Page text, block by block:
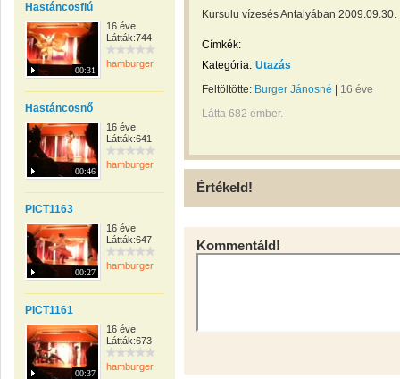
Hastáncosfiú
00:31
16 éve
Látták:744
hamburger
Hastáncosnő
00:46
16 éve
Látták:641
hamburger
PICT1163
00:27
16 éve
Látták:647
hamburger
PICT1161
00:37
16 éve
Látták:673
hamburger
Kursulu vízesés Antalyában 2009.09.30.
Címkék:
Kategória: Utazás
Feltöltötte: Burger Jánosné
16 éve
Látta 682 ember.
Értékeld!
Kommentáld!